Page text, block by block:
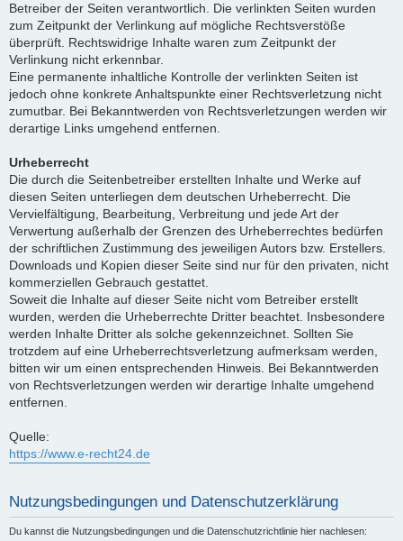
Betreiber der Seiten verantwortlich. Die verlinkten Seiten wurden
zum Zeitpunkt der Verlinkung auf mögliche Rechtsverstöße
überprüft. Rechtswidrige Inhalte waren zum Zeitpunkt der
Verlinkung nicht erkennbar.
Eine permanente inhaltliche Kontrolle der verlinkten Seiten ist
jedoch ohne konkrete Anhaltspunkte einer Rechtsverletzung nicht
zumutbar. Bei Bekanntwerden von Rechtsverletzungen werden wir
derartige Links umgehend entfernen.
Urheberrecht
Die durch die Seitenbetreiber erstellten Inhalte und Werke auf
diesen Seiten unterliegen dem deutschen Urheberrecht. Die
Vervielfältigung, Bearbeitung, Verbreitung und jede Art der
Verwertung außerhalb der Grenzen des Urheberrechtes bedürfen
der schriftlichen Zustimmung des jeweiligen Autors bzw. Erstellers.
Downloads und Kopien dieser Seite sind nur für den privaten, nicht
kommerziellen Gebrauch gestattet.
Soweit die Inhalte auf dieser Seite nicht vom Betreiber erstellt
wurden, werden die Urheberrechte Dritter beachtet. Insbesondere
werden Inhalte Dritter als solche gekennzeichnet. Sollten Sie
trotzdem auf eine Urheberrechtsverletzung aufmerksam werden,
bitten wir um einen entsprechenden Hinweis. Bei Bekanntwerden
von Rechtsverletzungen werden wir derartige Inhalte umgehend
entfernen.
Quelle:
https://www.e-recht24.de
Nutzungsbedingungen und Datenschutzerklärung
Du kannst die Nutzungsbedingungen und die Datenschutzrichtlinie hier nachlesen: